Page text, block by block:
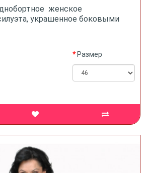
женское
украшенное боковыми
Размер